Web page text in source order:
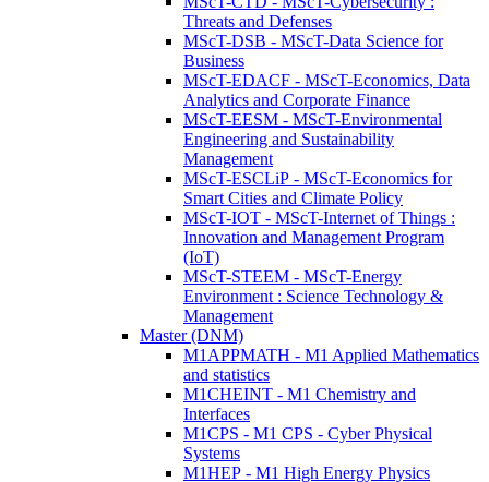
Threats and Defenses
MScT-DSB - MScT-Data Science for
Business
MScT-EDACF - MScT-Economics, Data
Analytics and Corporate Finance
MScT-EESM - MScT-Environmental
Engineering and Sustainability
Management
MScT-ESCLiP - MScT-Economics for
Smart Cities and Climate Policy
MScT-IOT - MScT-Internet of Things :
Innovation and Management Program
(IoT)
MScT-STEEM - MScT-Energy
Environment : Science Technology &
Management
Master (DNM)
M1APPMATH - M1 Applied Mathematics
and statistics
M1CHEINT - M1 Chemistry and
Interfaces
M1CPS - M1 CPS - Cyber Physical
Systems
M1HEP - M1 High Energy Physics